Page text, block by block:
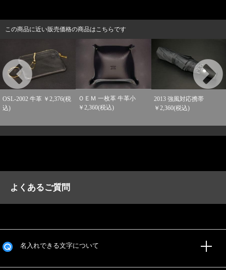
この商品に近い販売価格の商品はこちらです
OSL-2002 牛革 ￥2,376(税
込)
ＯＥＭ 一枚革 牛革小
￥2,360(税込)
2013 強風対応携帯
￥2,360(税込)
よくあるご質問
名入れできる文字について